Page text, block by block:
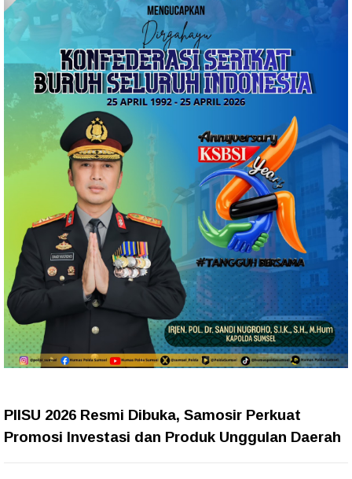
PIISU 2026 Resmi Dibuka, Samosir Perkuat
Promosi Investasi dan Produk Unggulan Daerah